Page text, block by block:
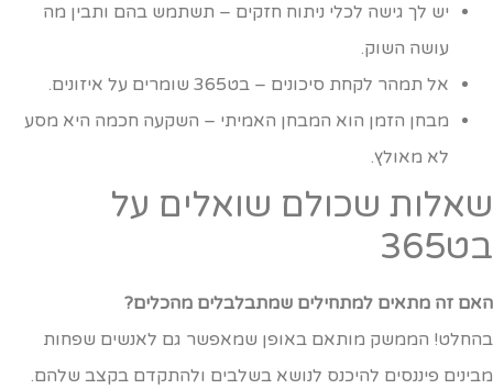
יש לך גישה לכלי ניתוח חזקים – תשתמש בהם ותבין מה
עושה השוק.
אל תמהר לקחת סיכונים – בט365 שומרים על איזונים.
מבחן הזמן הוא המבחן האמיתי – השקעה חכמה היא מסע
לא מאולץ.
שכולם שואלים על
זה מתאים למתחילים שמתבלבלים מהכלים?
הממשק מותאם באופן שמאפשר גם לאנשים שפחות
פיננסים להיכנס לנושא בשלבים ולהתקדם בקצב שלהם.